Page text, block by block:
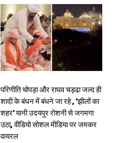
परिणीति चोपड़ा और राघव चड्ढा जल्द ही
शादी के बंधन में बंधने जा रहे , ‘झीलों का
शहर’ यानी उदयपुर रोशनी से जगमगा
उठा, वीडियो सोशल मीडिया पर जमकर
वायरल